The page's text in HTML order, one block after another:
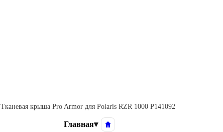
Тканевая крыша Pro Armor для Polaris RZR 1000 P141092
Главная▾